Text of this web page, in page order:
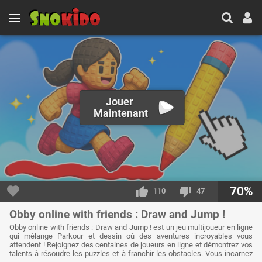
Jouer
Maintenant
110 47 70%
Obby online with friends : Draw and Jump !
Obby online with friends : Draw and Jump ! est un jeu multijoueur en ligne
qui mélange Parkour et dessin où des aventures incroyables vous
attendent ! Rejoignez des centaines de joueurs en ligne et démontrez vos
talents à résoudre les puzzles et à franchir les obstacles. Vous incarnez